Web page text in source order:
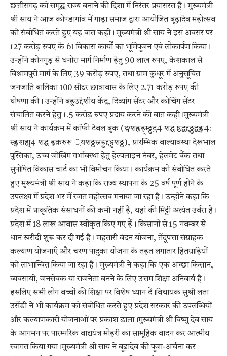
छत्तीसगढ़ को समृद्ध राज्य बनाने की दिशा में निरंतर प्रयासरत है। मुख्यमंत्री
श्री साय ने आज कोण्डागांव में गाड़ा समाज द्वारा आयोजित बूढ़ादेव महोत्सव
को संबोधित करते हुए यह बात कही। मुख्यमंत्री श्री साय ने इस अवसर पर
127 करोड़ रुपए के 61 विकास कार्यों का भूमिपूजन एवं लोकार्पण किया।
उन्होंने कोनगुड़ से धनोरा मार्ग निर्माण हेतु 90 लाख रुपए, केशकाल से
विश्रामपुरी मार्ग के लिए 39 करोड़ रुपए, तथा ग्राम कुधूर में अनुसूचित
जनजाति बालिका 100 सीटर छात्रावास के लिए 2.71 करोड़ रुपए की
घोषणा की। उन्होंने बहुउद्देशीय केंद्र, दिव्यांग सेंटर और कोचिंग सेंटर
संचालित करने हेतु 1.5 करोड़ रुपए प्रदाय करने की बात कही।मुख्यमंत्री
श्री साय ने कार्यक्रम में कॉफी टेबल बुक (छ्वशह्वह्म्ठ्ठद्ग4 शद्घ ष्ठद्बद्दठ्ठद्बह्ल4:
स्ह्लशह्म्4 शद्घ हृक्ररुरू ्यशठ्ठस्रड्डद्दड्डशठ्ठ), प्रारम्भिक बाल्यावस्था देखभाल
पुस्तिका, उच्च जोखिम गर्भावस्था हेतु हेल्पलाइन नंबर, हेलमेट बैंक तथा
सुपोषित विकास चार्ट का भी विमोचन किया। कार्यक्रम को संबोधित करते
हुए मुख्यमंत्री श्री साय ने कहा कि राज्य स्थापना के 25 वर्ष पूर्ण होने के
उपलक्ष्य में प्रदेश भर में रजत महोत्सव मनाया जा रहा है। उन्होंने कहा कि
प्रदेश में प्राकृतिक संसाधनों की कमी नहीं है, यहां की मिट्टी अत्यंत उर्वरा है।
प्रदेश में 18 लाख आवास स्वीकृत किए गए हैं। किसानों से 15 नवम्बर से
धान खरीदी शुरू कर दी गई है। महतारी वंदन योजना, तेंदूपत्ता संग्राहक
कल्याण योजनाएँ और चरण पादुका योजना के तहत लगातार हितग्राहियों
को लाभान्वित किया जा रहा है। मुख्यमंत्री ने कहा कि एक अच्छा किसान,
व्यवसायी, जनसेवक या राजनेता बनने के लिए उत्तम शिक्षा अनिवार्य है।
इसलिए सभी लोग बच्चों की शिक्षा पर विशेष ध्यान दें।विधायक सुश्री लता
उसेंडी ने भी कार्यक्रम को संबोधित करते हुए प्रदेश सरकार की उपलब्धियों
और कल्याणकारी योजनाओं पर प्रकाश डाला।मुख्यमंत्री श्री विष्णु देव साय
के आगमन पर पारम्परिक वाद्ययंत्र मोहरी का सामूहिक वादन कर आत्मीय
स्वागत किया गया।मुख्यमंत्री श्री साय ने बूढ़ादेव की पूजा-अर्चना कर